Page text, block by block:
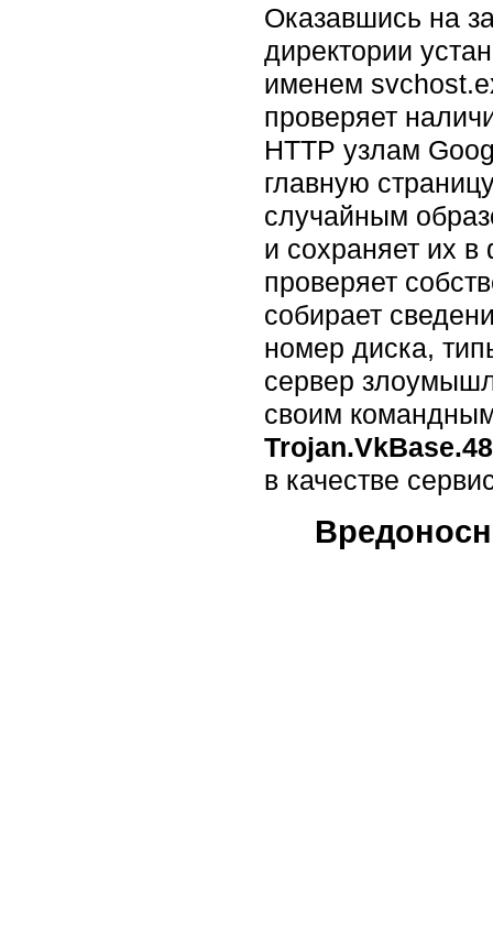
Оказавшись на
директории
именем
проверяет
HTTP узлам
главную
случайным
и сохраняет их
проверяет
собирает
номер диска,
сервер
своим
Trojan.VkBase.48
в качестве